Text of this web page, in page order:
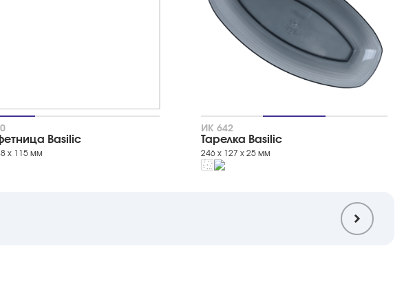
Basilic
х 115 мм
ИК 642
Тарелка Basilic
246 х 127 х 25 мм